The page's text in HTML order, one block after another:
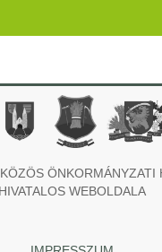
ÖNKORMÁNYZATI
HIVATALOS WEBOLDALA